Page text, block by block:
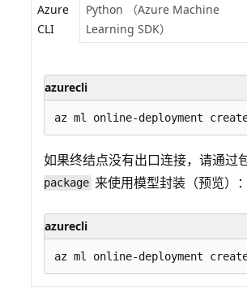
Azure
CLI
Python （Azure Machine
Learning SDK）
azurecli
如果终结点没有出口连接，请通过
package 来使用模型封装（预览）：
azurecli